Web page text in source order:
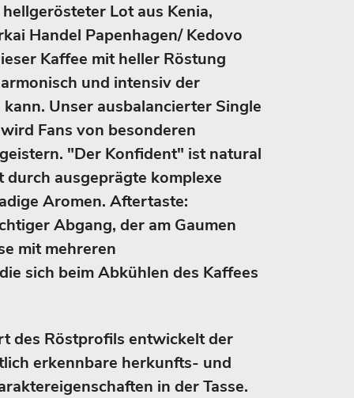
Lot aus Kenia,
Handel Papenhagen/ Kedovo
Kaffee mit heller Röstung
und intensiv der
Unser ausbalancierter Single
Fans von besonderen
"Der Konfident" ist natural
ausgeprägte komplexe
Aromen. Aftertaste:
Abgang, der am Gaumen
mit mehreren
sich beim Abkühlen des Kaffees
des Röstprofils entwickelt der
erkennbare herkunfts- und
in der Tasse.